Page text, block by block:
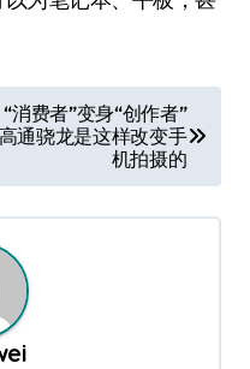
“消费者”变身“创作者”
高通骁龙是这样改变手
机拍摄的